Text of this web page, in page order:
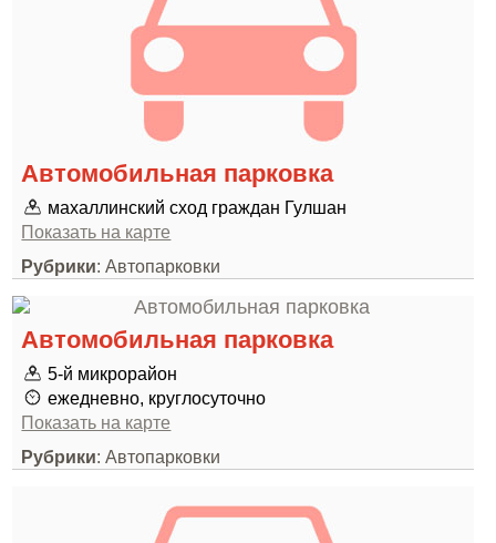
Автомобильная парковка
махаллинский сход граждан Гулшан
Показать на карте
Рубрики: Автопарковки
Автомобильная парковка
5-й микрорайон
ежедневно, круглосуточно
Показать на карте
Рубрики: Автопарковки